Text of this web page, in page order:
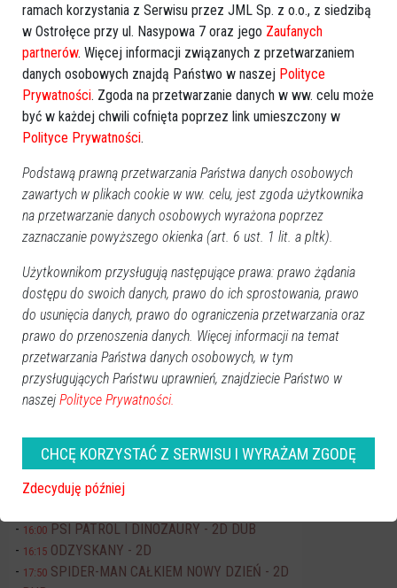
Balujemy
Region
Polska
Budujemy
Kościół i społeczeństwo
TV Ostrołęka
Kalendarz imprez
sierpień 2026
Pn
Wt Śr Cz Pt So
Nd
27
28 29 30 31 1
2
3
4 5 6 7 8
9
10
11 12 13 14 15
16
17
18 19 20 21 22
23
24
25 26 27 28 29
30
31
1 2 3
Dzisiaj:
Wydarzenia
17:30 Dionizje 2026
16:00 PSI PATROL I DINOZAURY - 2D DUB
16:15 ODZYSKANY - 2D
17:50 SPIDER-MAN CAŁKIEM NOWY DZIEŃ - 2D
ramach korzystania z Serwisu przez JML Sp. z o.o., z siedzibą
w Ostrołęce przy ul. Nasypowa 7 oraz jego Zaufanych
partnerów. Więcej informacji związanych z przetwarzaniem
danych osobowych znajdą Państwo w naszej Polityce
Prywatności. Zgoda na przetwarzanie danych w ww. celu może
być w każdej chwili cofnięta poprzez link umieszczony w
Polityce Prywatności.
Podstawą prawną przetwarzania Państwa danych osobowych
zawartych w plikach cookie w ww. celu, jest zgoda użytkownika
na przetwarzanie danych osobowych wyrażona poprzez
zaznaczanie powyższego okienka (art. 6 ust. 1 lit. a pltk).
Użytkownikom przysługują następujące prawa: prawo żądania
dostępu do swoich danych, prawo do ich sprostowania, prawo
do usunięcia danych, prawo do ograniczenia przetwarzania oraz
prawo do przenoszenia danych. Więcej informacji na temat
przetwarzania Państwa danych osobowych, w tym
przysługujących Państwu uprawnień, znajdziecie Państwo w
naszej Polityce Prywatności.
CHCĘ KORZYSTAĆ Z SERWISU I WYRAŻAM ZGODĘ
Zdecyduję później